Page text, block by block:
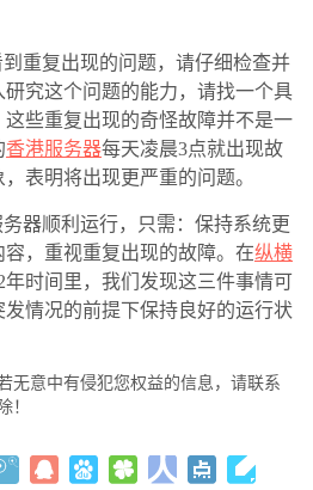
重复出现的问题，请仔细检查并
究这个问题的能力，请找一个具
些重复出现的奇怪故障并不是一
香港服务器每天凌晨3点就出现故
表明将出现更严重的问题。
器顺利运行，只需：保持系统更
，重视重复出现的故障。在纵横
年时间里，我们发现这三件事情可
情况的前提下保持良好的运行状
无意中有侵犯您权益的信息，请联系
！